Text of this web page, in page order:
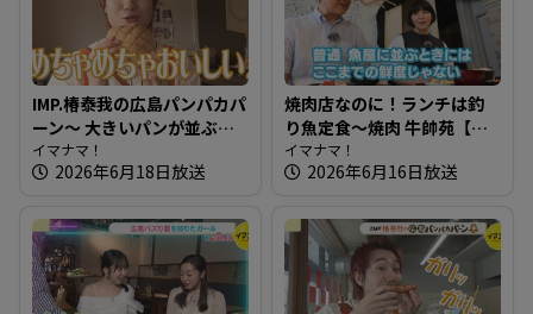
IMP.椿泰我の広島パンパカパ
ーン～ 大きいパンが並ぶ！
子どもに大人気の愛され店
イマナマ！
2026年6月18日放送
焼肉店なのに！ランチは釣
り魚定食～焼肉 牛帥苑【た
まにはそとランチ】
イマナマ！
2026年6月16日放送